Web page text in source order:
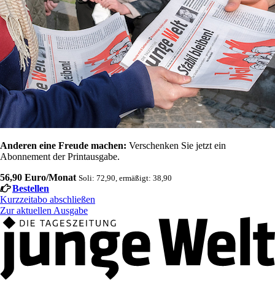
Anderen eine Freude machen: Verschenken Sie jetzt ein
Abonnement der Printausgabe.
56,90 Euro/Monat Soli: 72,90, ermäßigt: 38,90
Bestellen
Kurzzeitabo abschließen
Zur aktuellen Ausgabe